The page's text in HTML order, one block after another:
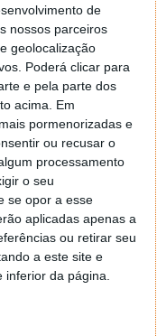
de
nossos parceiros
geolocalização
Poderá clicar para
e pela parte dos
acima. Em
pormenorizadas e
ou recusar o
processamento
o seu
se opor a esse
aplicadas apenas a
ou retirar seu
a este site e
da página.